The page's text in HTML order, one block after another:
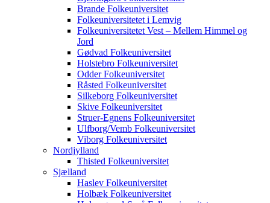
Brande Folkeuniversitet
Folkeuniversitetet i Lemvig
Folkeuniversitetet Vest – Mellem Himmel og
Jord
Gødvad Folkeuniversitet
Holstebro Folkeuniversitet
Odder Folkeuniversitet
Råsted Folkeuniversitet
Silkeborg Folkeuniversitet
Skive Folkeuniversitet
Struer-Egnens Folkeuniversitet
Ulfborg/Vemb Folkeuniversitet
Viborg Folkeuniversitet
Nordjylland
Thisted Folkeuniversitet
Sjælland
Haslev Folkeuniversitet
Holbæk Folkeuniversitet